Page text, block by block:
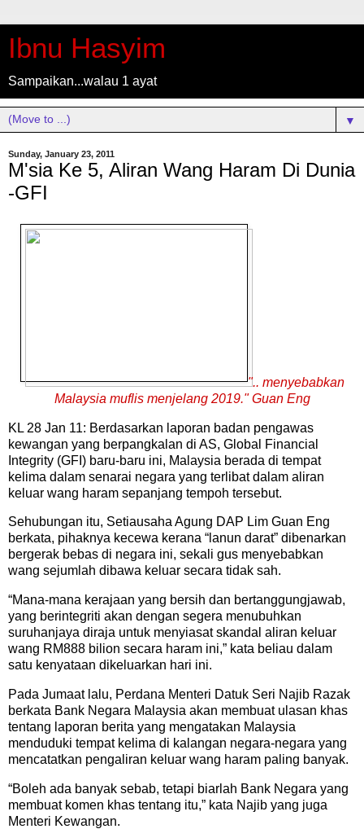
Ibnu Hasyim
Sampaikan...walau 1 ayat
▼
Sunday, January 23, 2011
M'sia Ke 5, Aliran Wang Haram Di Dunia
-GFI
".. menyebabkan
Malaysia muflis menjelang 2019." Guan Eng
KL 28 Jan 11: Berdasarkan laporan badan pengawas
kewangan yang berpangkalan di AS, Global Financial
Integrity (GFI) baru-baru ini, Malaysia berada di tempat
kelima dalam senarai negara yang terlibat dalam aliran
keluar wang haram sepanjang tempoh tersebut.
Sehubungan itu, Setiausaha Agung DAP Lim Guan Eng
berkata, pihaknya kecewa kerana “lanun darat” dibenarkan
bergerak bebas di negara ini, sekali gus menyebabkan
wang sejumlah dibawa keluar secara tidak sah.
“Mana-mana kerajaan yang bersih dan bertanggungjawab,
yang berintegriti akan dengan segera menubuhkan
suruhanjaya diraja untuk menyiasat skandal aliran keluar
wang RM888 bilion secara haram ini,” kata beliau dalam
satu kenyataan dikeluarkan hari ini.
Pada Jumaat lalu, Perdana Menteri Datuk Seri Najib Razak
berkata Bank Negara Malaysia akan membuat ulasan khas
tentang laporan berita yang mengatakan Malaysia
menduduki tempat kelima di kalangan negara-negara yang
mencatatkan pengaliran keluar wang haram paling banyak.
“Boleh ada banyak sebab, tetapi biarlah Bank Negara yang
membuat komen khas tentang itu,” kata Najib yang juga
Menteri Kewangan.